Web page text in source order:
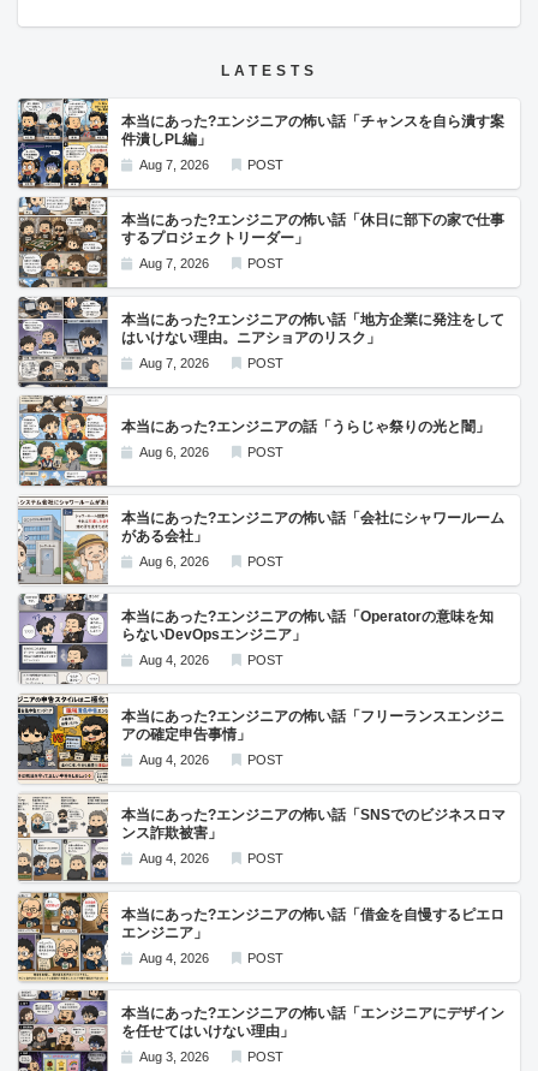
LATESTS
本当にあった?エンジニアの怖い話「チャンスを自ら潰す案
件潰しPL編」
Aug 7, 2026 POST
本当にあった?エンジニアの怖い話「休日に部下の家で仕事
するプロジェクトリーダー」
Aug 7, 2026 POST
本当にあった?エンジニアの怖い話「地方企業に発注をして
はいけない理由。ニアショアのリスク」
Aug 7, 2026 POST
本当にあった?エンジニアの話「うらじゃ祭りの光と闇」
Aug 6, 2026 POST
本当にあった?エンジニアの怖い話「会社にシャワールーム
がある会社」
Aug 6, 2026 POST
本当にあった?エンジニアの怖い話「Operatorの意味を知
らないDevOpsエンジニア」
Aug 4, 2026 POST
本当にあった?エンジニアの怖い話「フリーランスエンジニ
アの確定申告事情」
Aug 4, 2026 POST
本当にあった?エンジニアの怖い話「SNSでのビジネスロマ
ンス詐欺被害」
Aug 4, 2026 POST
本当にあった?エンジニアの怖い話「借金を自慢するピエロ
エンジニア」
Aug 4, 2026 POST
本当にあった?エンジニアの怖い話「エンジニアにデザイン
を任せてはいけない理由」
Aug 3, 2026 POST